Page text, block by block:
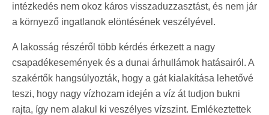
intézkedés nem okoz káros visszaduzzasztást, és nem jár
a környező ingatlanok elöntésének veszélyével.
A lakosság részéről több kérdés érkezett a nagy
csapadékesemények és a dunai árhullámok hatásairól. A
szakértők hangsúlyozták, hogy a gát kialakítása lehetővé
teszi, hogy nagy vízhozam idején a víz át tudjon bukni
rajta, így nem alakul ki veszélyes vízszint. Emlékeztettek